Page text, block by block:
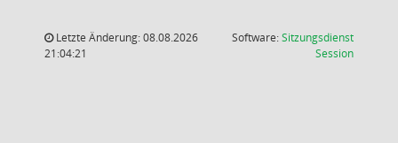
Letzte Änderung: 08.08.2026
21:04:21
Software:Sitzungsdienst
Session(Wird in